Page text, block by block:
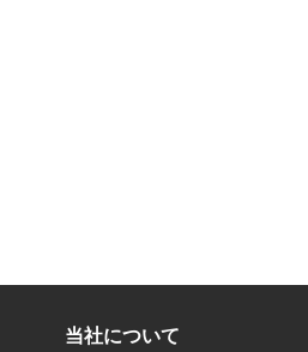
当社について